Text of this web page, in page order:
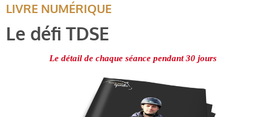
LIVRE NUMÉRIQUE
Le défi TDSE
Le détail de chaque séance pendant 30 jours